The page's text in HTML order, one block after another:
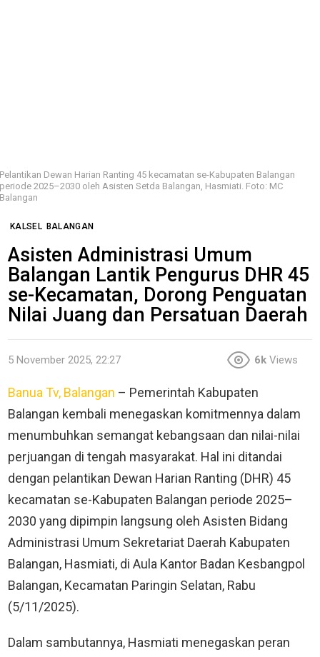
Pelantikan Dewan Harian Ranting 45 kecamatan se-Kabupaten Balangan
periode 2025–2030 oleh Asisten Setda Balangan, Hasmiati. Foto: MC
Balangan
KALSEL BALANGAN
Asisten Administrasi Umum
Balangan Lantik Pengurus DHR 45
se-Kecamatan, Dorong Penguatan
Nilai Juang dan Persatuan Daerah
5 November 2025, 22:27 6k Views
Banua Tv, Balangan – Pemerintah Kabupaten
Balangan kembali menegaskan komitmennya dalam
menumbuhkan semangat kebangsaan dan nilai-nilai
perjuangan di tengah masyarakat. Hal ini ditandai
dengan pelantikan Dewan Harian Ranting (DHR) 45
kecamatan se-Kabupaten Balangan periode 2025–
2030 yang dipimpin langsung oleh Asisten Bidang
Administrasi Umum Sekretariat Daerah Kabupaten
Balangan, Hasmiati, di Aula Kantor Badan Kesbangpol
Balangan, Kecamatan Paringin Selatan, Rabu
(5/11/2025).
Dalam sambutannya, Hasmiati menegaskan peran